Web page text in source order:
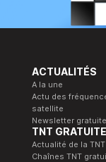
ACTUALITÉS
A la une
Actu des
satellite
Newsletter gratuite
TNT GRATUITE
Actualité de la TNT
Chaînes TNT